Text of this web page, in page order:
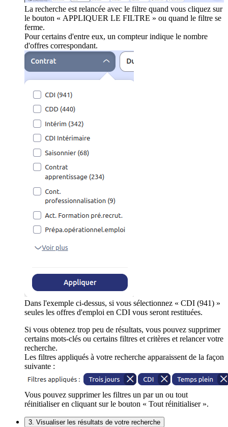
La recherche est relancée avec le filtre quand vous cliquez sur
le bouton « APPLIQUER LE FILTRE » ou quand le filtre se
ferme.
Pour certains d'entre eux, un compteur indique le nombre
d'offres correspondant.
Dans l'exemple ci-dessus, si vous sélectionnez « CDI (941) »
seules les offres d'emploi en CDI vous seront restituées.
Si vous obtenez trop peu de résultats, vous pouvez supprimer
certains mots-clés ou certains filtres et critères et relancer votre
recherche.
Les filtres appliqués à votre recherche apparaissent de la façon
suivante :
Vous pouvez supprimer les filtres un par un ou tout
réinitialiser en cliquant sur le bouton « Tout réinitialiser ».
3. Visualiser les résultats de votre recherche